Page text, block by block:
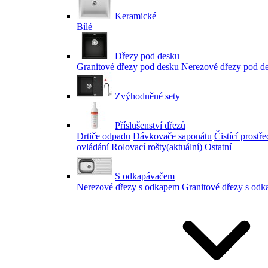
Keramické
Bílé
Dřezy pod desku
Granitové dřezy pod desku Nerezové dřezy pod
Zvýhodněné sety
Příslušenství dřezů
Drtiče odpadu Dávkovače saponátu Čistící
ovládání Rolovací rošty(aktuální) Ostatní
S odkapávačem
Nerezové dřezy s odkapem Granitové dřezy s